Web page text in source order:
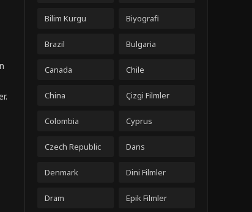
Bilim Kurgu Biyografi
Brazil Bulgaria
Canada Chile
China Çizgi Filmler
Colombia Cyprus
Czech Republic Dans
Denmark Dini Filmler
Dram Epik Filmler